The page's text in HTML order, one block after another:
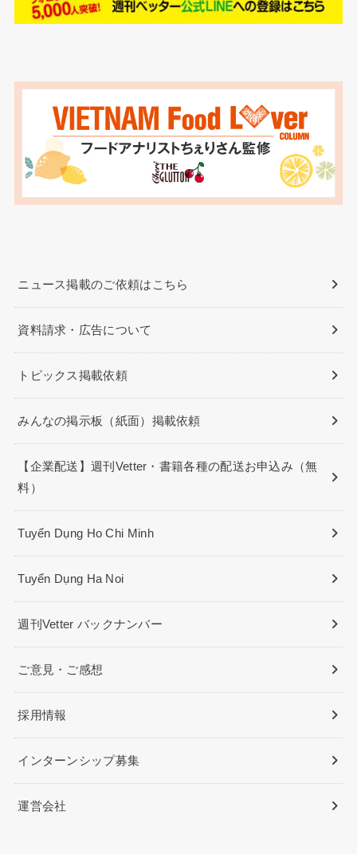
ニュース掲載のご依頼はこちら
資料請求・広告について
トピックス掲載依頼
みんなの掲示板（紙面）掲載依頼
【企業配送】週刊Vetter・書籍各種の配送お申込み（無
料）
Tuyển Dụng Ho Chi Minh
Tuyển Dụng Ha Noi
週刊Vetter バックナンバー
ご意見・ご感想
採用情報
インターンシップ募集
運営会社